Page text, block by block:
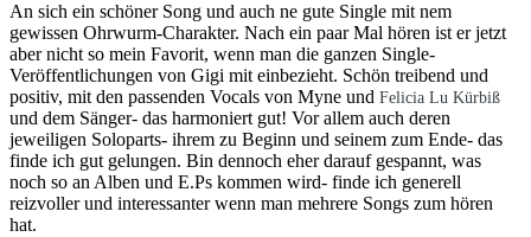
An sich ein schöner Song und auch ne gute Single mit nem
gewissen Ohrwurm-Charakter. Nach ein paar Mal hören ist er jetzt
aber nicht so mein Favorit, wenn man die ganzen Single-
Veröffentlichungen von Gigi mit einbezieht. Schön treibend und
positiv, mit den passenden Vocals von Myne und Felicia Lu Kürbiß
und dem Sänger- das harmoniert gut! Vor allem auch deren
jeweiligen Soloparts- ihrem zu Beginn und seinem zum Ende- das
finde ich gut gelungen. Bin dennoch eher darauf gespannt, was
noch so an Alben und E.Ps kommen wird- finde ich generell
reizvoller und interessanter wenn man mehrere Songs zum hören
hat.